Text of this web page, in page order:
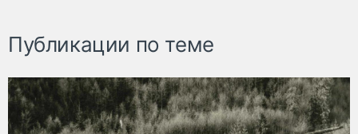
Публикации по теме